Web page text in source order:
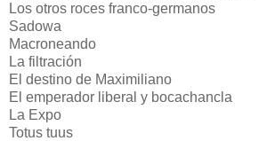
Los otros roces franco-germanos
Sadowa
Macroneando
La filtración
El destino de Maximiliano
El emperador liberal y bocachancla
La Expo
Totus tuus